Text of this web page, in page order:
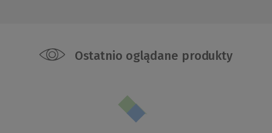
Ostatnio oglądane produkty